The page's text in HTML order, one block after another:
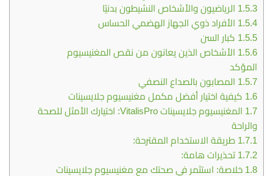
1.5.3 الرياضيون والأشخاص النشيطون بدنيًا
1.5.4 الأفراد ذوي الجهاز الهضمي الحساس
1.5.5 كبار السن
1.5.6 الأشخاص الذين يعانون من نقص المغنيسيوم
المؤكد
1.5.7 المصابون بالصداع النصفي
1.6 كيفية اختيار أفضل مكمل مغنيسيوم جلايسينات
1.7
المغنيسيوم جلايسينات VitalisPro: اختيارك الأمثل للصحة
والراحة
1.7.1 طريقة الاستخدام المقترحة:
1.7.2 تحذيرات هامة:
1.8 خلاصة: استثمر في صحتك مع مغنيسيوم جلايسينات